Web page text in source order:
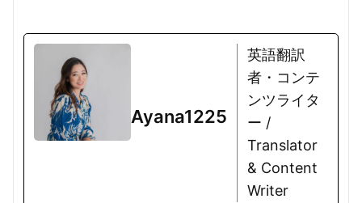
Ayana1225
英語翻訳
者・コンテ
ンツライタ
ー /
Translator
& Content
Writer